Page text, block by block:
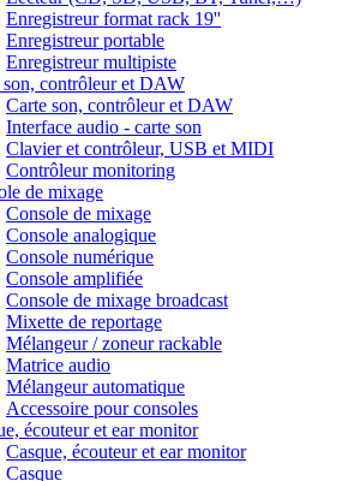
Enregistreur format rack 19''
Enregistreur portable
Enregistreur multipiste
son, contrôleur et DAW
Carte son, contrôleur et DAW
Interface audio - carte son
Clavier et contrôleur, USB et MIDI
Contrôleur monitoring
de mixage
Console de mixage
Console analogique
Console numérique
Console amplifiée
Console de mixage broadcast
Mixette de reportage
Mélangeur / zoneur rackable
Matrice audio
Mélangeur automatique
Accessoire pour consoles
écouteur et ear monitor
Casque, écouteur et ear monitor
Casque